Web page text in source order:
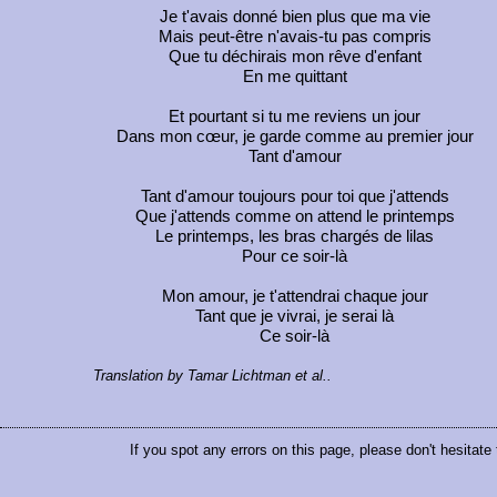
Je t'avais donné bien plus que ma vie
Mais peut-être n'avais-tu pas compris
Que tu déchirais mon rêve d'enfant
En me quittant
Et pourtant si tu me reviens un jour
Dans mon cœur, je garde comme au premier jour
Tant d'amour
Tant d'amour toujours pour toi que j'attends
Que j'attends comme on attend le printemps
Le printemps, les bras chargés de lilas
Pour ce soir-là
Mon amour, je t'attendrai chaque jour
Tant que je vivrai, je serai là
Ce soir-là
Translation by Tamar Lichtman et al..
If you spot any errors on this page, please don't